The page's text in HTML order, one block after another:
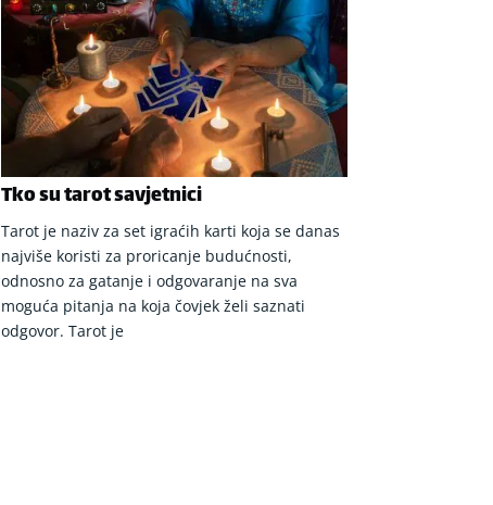
Tko su tarot savjetnici
Tarot je naziv za set igraćih karti koja se danas
najviše koristi za proricanje budućnosti,
odnosno za gatanje i odgovaranje na sva
moguća pitanja na koja čovjek želi saznati
odgovor. Tarot je